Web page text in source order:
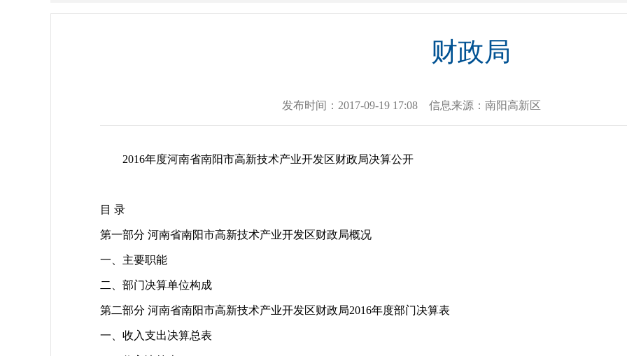
财政局
发布时间： 2017-09-19 17:08 信息来源： 南阳高新区
2016年度河南省南阳市高新技术产业开发区财政局决算公开
目 录
第一部分 河南省南阳市高新技术产业开发区财政局概况
一、主要职能
二、部门决算单位构成
第二部分 河南省南阳市高新技术产业开发区财政局2016年度部门决算表
一、收入支出决算总表